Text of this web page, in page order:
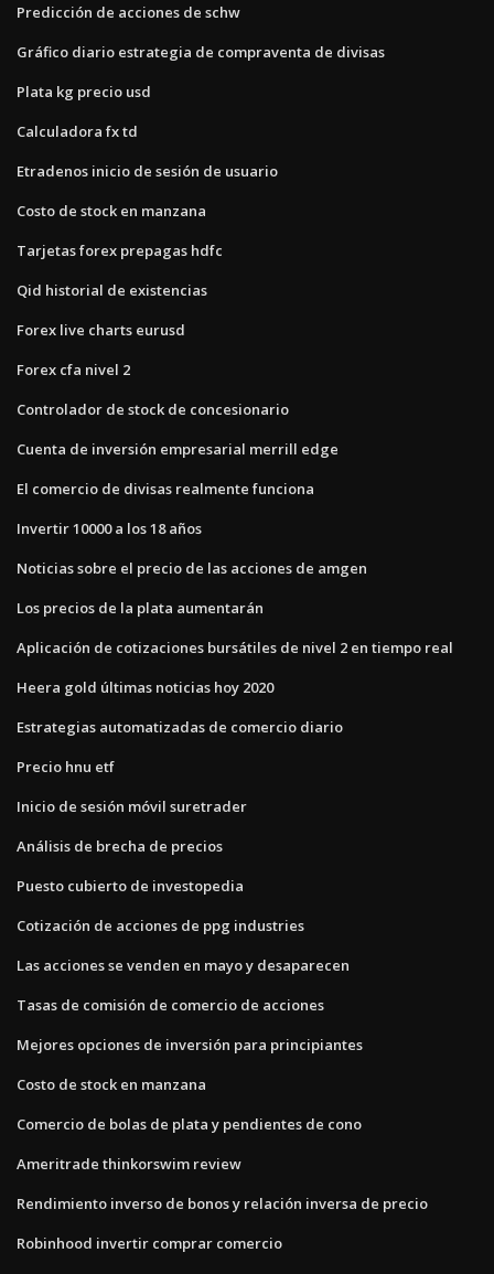
Predicción de acciones de schw
Gráfico diario estrategia de compraventa de divisas
Plata kg precio usd
Calculadora fx td
Etradenos inicio de sesión de usuario
Costo de stock en manzana
Tarjetas forex prepagas hdfc
Qid historial de existencias
Forex live charts eurusd
Forex cfa nivel 2
Controlador de stock de concesionario
Cuenta de inversión empresarial merrill edge
El comercio de divisas realmente funciona
Invertir 10000 a los 18 años
Noticias sobre el precio de las acciones de amgen
Los precios de la plata aumentarán
Aplicación de cotizaciones bursátiles de nivel 2 en tiempo real
Heera gold últimas noticias hoy 2020
Estrategias automatizadas de comercio diario
Precio hnu etf
Inicio de sesión móvil suretrader
Análisis de brecha de precios
Puesto cubierto de investopedia
Cotización de acciones de ppg industries
Las acciones se venden en mayo y desaparecen
Tasas de comisión de comercio de acciones
Mejores opciones de inversión para principiantes
Costo de stock en manzana
Comercio de bolas de plata y pendientes de cono
Ameritrade thinkorswim review
Rendimiento inverso de bonos y relación inversa de precio
Robinhood invertir comprar comercio